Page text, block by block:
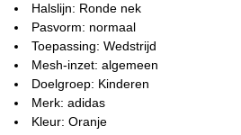
Halslijn: Ronde nek
Pasvorm: normaal
Toepassing: Wedstrijd
Mesh-inzet: algemeen
Doelgroep: Kinderen
Merk: adidas
Kleur: Oranje